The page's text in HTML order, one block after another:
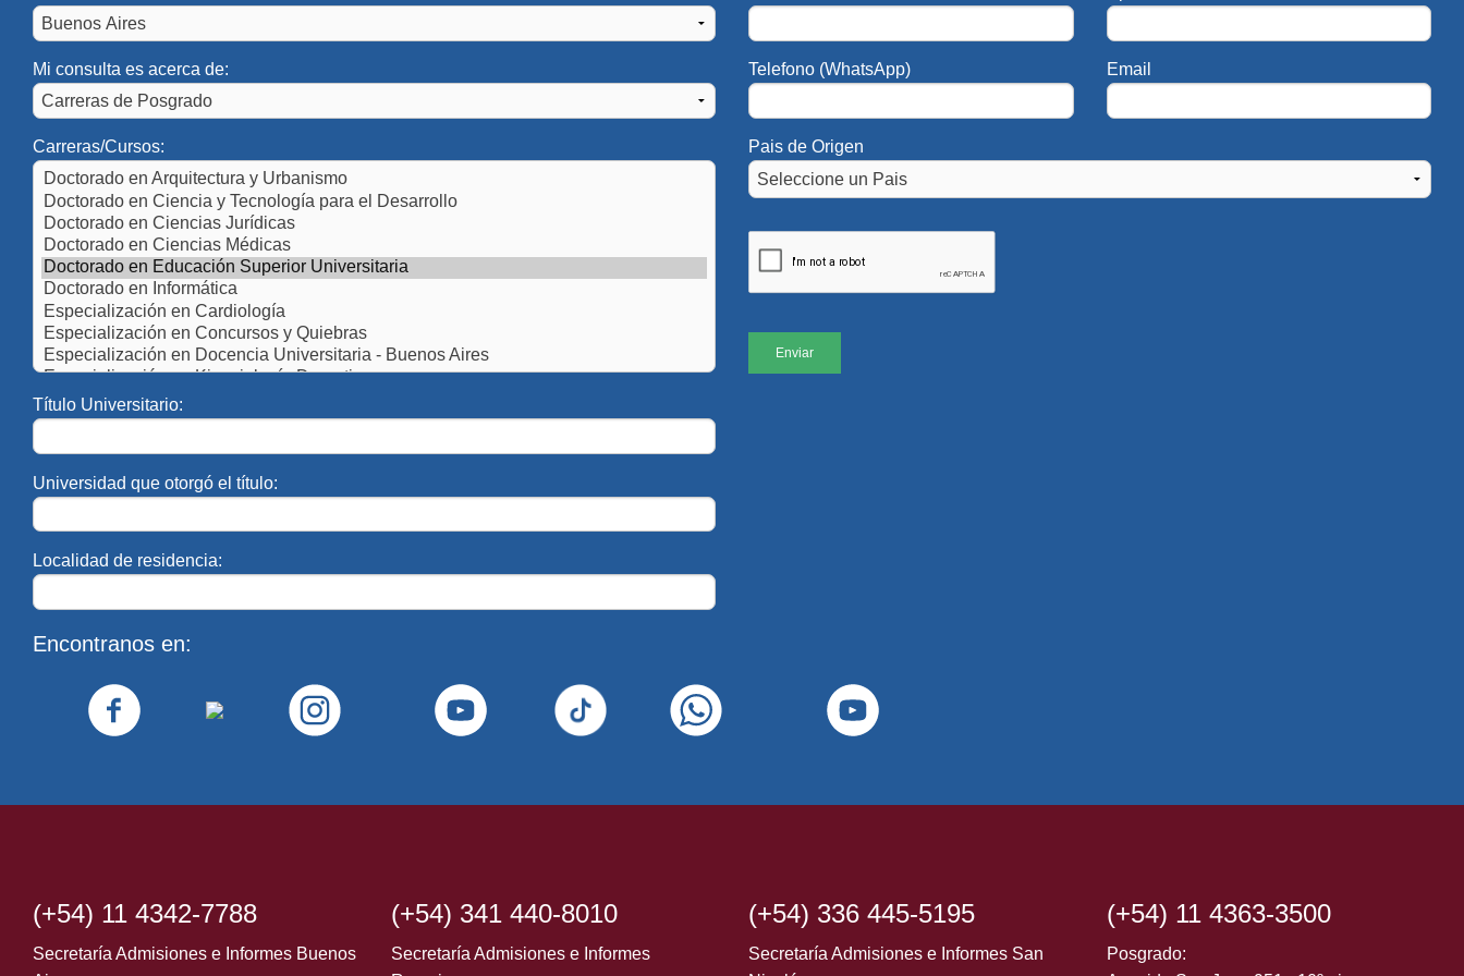
Mi consulta es acerca de:
Carreras/Cursos:
Título Universitario:
Universidad que otorgó el título:
Localidad de residencia:
Telefono (WhatsApp) Email
Pais de Origen
Encontranos en:
(+54) 11 4342-7788
Secretaría Admisiones e Informes Buenos
(+54) 341 440-8010
Secretaría Admisiones e Informes
(+54) 336 445-5195
Secretaría Admisiones e Informes San
(+54) 11 4363-3500
Posgrado: